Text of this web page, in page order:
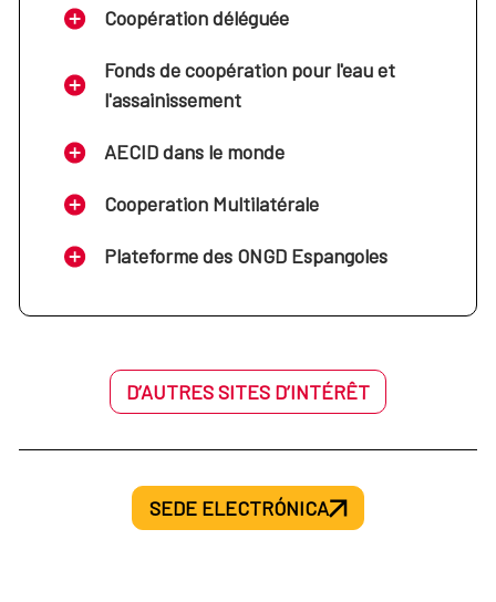
Coopération déléguée
Fonds de coopération pour l'eau et
l'assainissement
AECID dans le monde
Cooperation Multilatérale
Plateforme des ONGD Espangoles
D’AUTRES SITES D’INTÉRÊT
SEDE ELECTRÓNICA